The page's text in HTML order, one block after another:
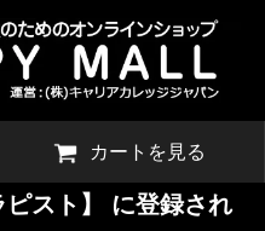
カートを見る
ピスト】 に登録され